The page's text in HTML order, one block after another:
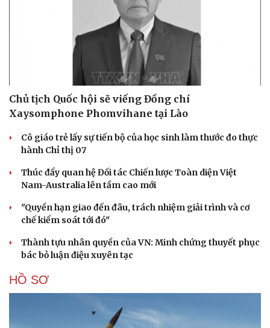
Phòng mạch online
Ăn sạch sống khỏe
Blog
Tình yêu - Gia đình
Chủ tịch Quốc hội sẽ viếng Đồng chí
Xaysomphone Phomvihane tại Lào
Cô giáo trẻ lấy sự tiến bộ của học sinh làm thước đo thực
hành Chỉ thị 07
Thúc đẩy quan hệ Đối tác Chiến lược Toàn diện Việt
Nam-Australia lên tầm cao mới
"Quyền hạn giao đến đâu, trách nhiệm giải trình và cơ
chế kiểm soát tới đó"
Thành tựu nhân quyền của VN: Minh chứng thuyết phục
bác bỏ luận điệu xuyên tạc
HỒ SƠ